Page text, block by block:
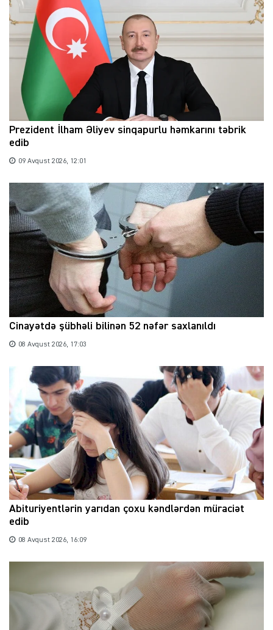
Prezident İlham Əliyev sinqapurlu həmkarını təbrik
edib
09 Avqust 2026, 12:01
Cinayətdə şübhəli bilinən 52 nəfər saxlanıldı
08 Avqust 2026, 17:03
Abituriyentlərin yarıdan çoxu kəndlərdən müraciət
edib
08 Avqust 2026, 16:09